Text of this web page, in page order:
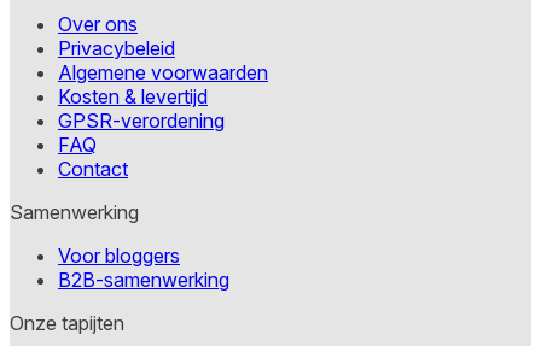
Over ons
Privacybeleid
Algemene voorwaarden
Kosten & levertijd
GPSR-verordening
FAQ
Contact
Samenwerking
Voor bloggers
B2B-samenwerking
Onze tapijten